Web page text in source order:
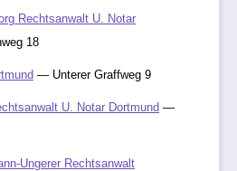
Rechtsanwalt U. Notar
18
— Unterer Graffweg 9
U. Notar Dortmund —
Ungerer Rechtsanwalt